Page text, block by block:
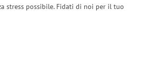
stress possibile. Fidati di noi per il tuo